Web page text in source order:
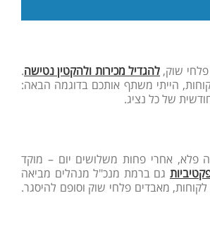
שוק, להגדיל מכירות ולהקטין נטישה.
הייתי משתף אותכם בדוגמה הבאה:
של כל נציג.
פלא, אחרי פחות משלושים יום – מוקד
גם ברמת מנכ"ל מנהלים מביאה
מאבדים פלחי שוק וסופם להיסגר.